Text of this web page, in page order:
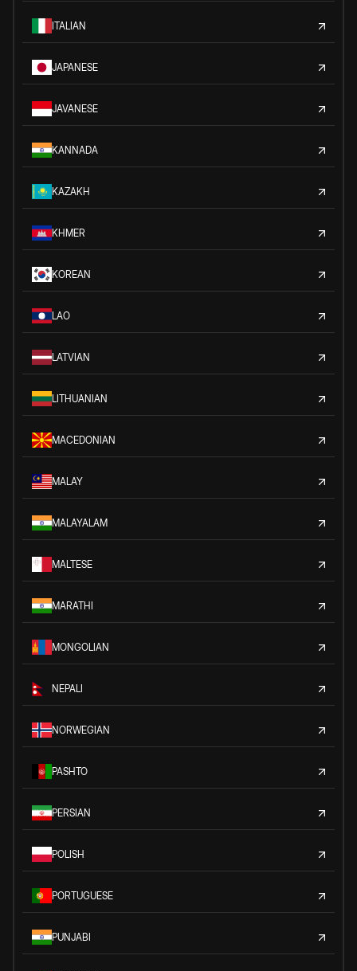
ITALIAN
JAPANESE
JAVANESE
KANNADA
KAZAKH
KHMER
KOREAN
LAO
LATVIAN
LITHUANIAN
MACEDONIAN
MALAY
MALAYALAM
MALTESE
MARATHI
MONGOLIAN
NEPALI
NORWEGIAN
PASHTO
PERSIAN
POLISH
PORTUGUESE
PUNJABI